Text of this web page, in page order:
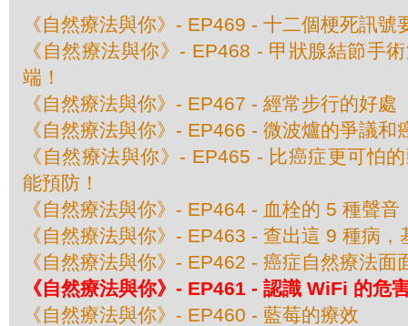
《自然療法與你》- EP469 - 十二個梗死訊號
《自然療法與你》- EP468 - 甲狀腺結節手
端！
《自然療法與你》- EP467 - 經常步行的好處
《自然療法與你》- EP466 - 微波爐的爭議和
《自然療法與你》- EP465 - 比癌症更可怕
能預防！
《自然療法與你》- EP464 - 血栓的 5 種聲音
《自然療法與你》- EP463 - 查出這 9 種病，
《自然療法與你》- EP462 - 癌症自然療法面
《自然療法與你》- EP461 - 認識 WiFi 的危
《自然療法與你》- EP460 - 藍莓的療效